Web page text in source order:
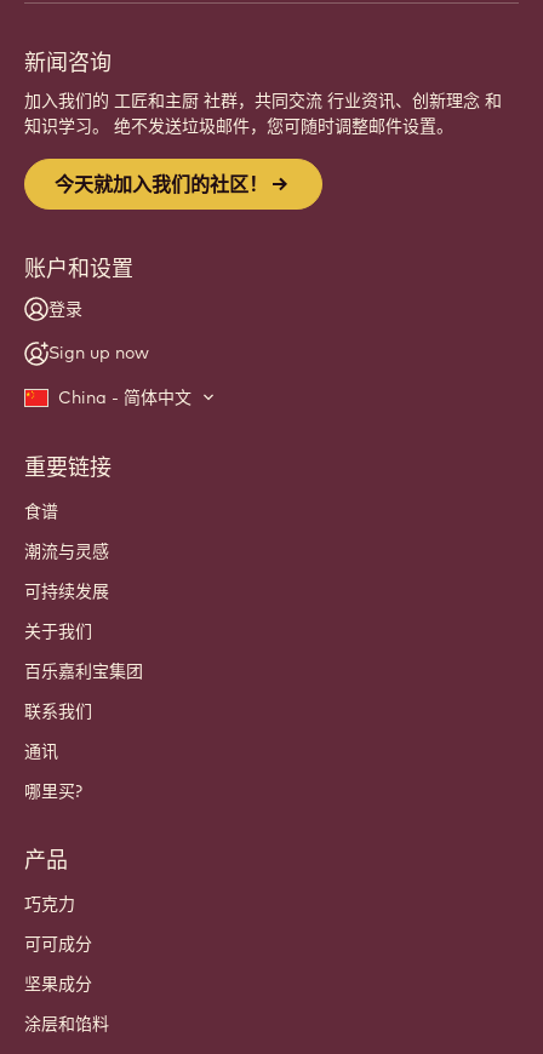
新闻咨询
加入我们的 工匠和主厨 社群，共同交流 行业资讯、创新理念 和
知识学习。 绝不发送垃圾邮件，您可随时调整邮件设置。
今天就加入我们的社区！
账户和设置
登录
Sign up now
China - 简体中文
Footer
Callebaut
重要链接
食谱
潮流与灵感
可持续发展
关于我们
百乐嘉利宝集团
联系我们
通讯
哪里买?
产品
巧克力
可可成分
坚果成分
涂层和馅料